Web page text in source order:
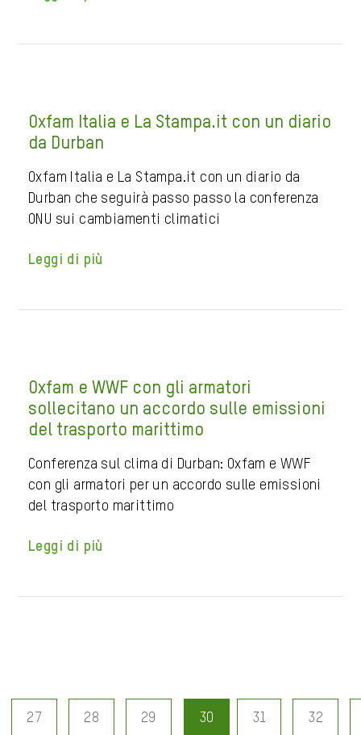
Oxfam Italia e La Stampa.it con un diario
da Durban
Oxfam Italia e La Stampa.it con un diario da
Durban che seguirà passo passo la conferenza
ONU sui cambiamenti climatici
Leggi di più
Oxfam e WWF con gli armatori
sollecitano un accordo sulle emissioni
del trasporto marittimo
Conferenza sul clima di Durban: Oxfam e WWF
con gli armatori per un accordo sulle emissioni
del trasporto marittimo
Leggi di più
27 28 29 30 31 32